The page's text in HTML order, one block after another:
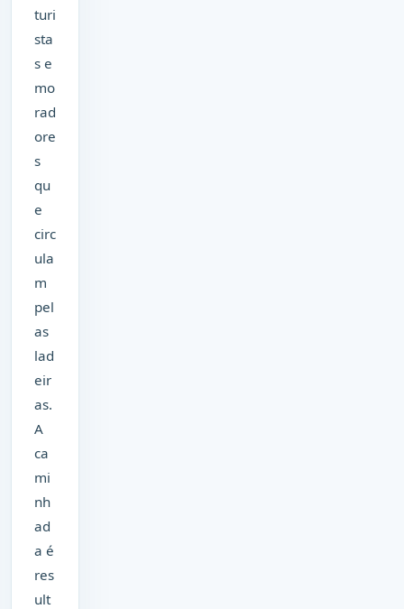
turi
sta
s e
mo
rad
ore
s
qu
e
circ
ula
m
pel
as
lad
eir
as.
A
ca
mi
nh
ad
a é
res
ult